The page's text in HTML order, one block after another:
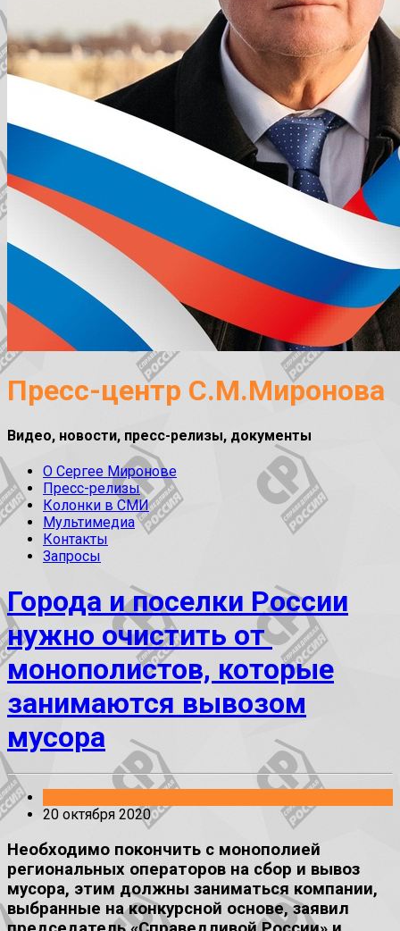
Пресс-центр С.М.Миронова
Видео, новости, пресс-релизы, документы
О Сергее Миронове
Пресс-релизы
Колонки в СМИ
Мультимедиа
Контакты
Запросы
Города и поселки России
нужно очистить от
монополистов, которые
занимаются вывозом
мусора
20 октября 2020
Необходимо покончить с монополией
региональных операторов на сбор и вывоз
мусора, этим должны заниматься компании,
выбранные на конкурсной основе, заявил